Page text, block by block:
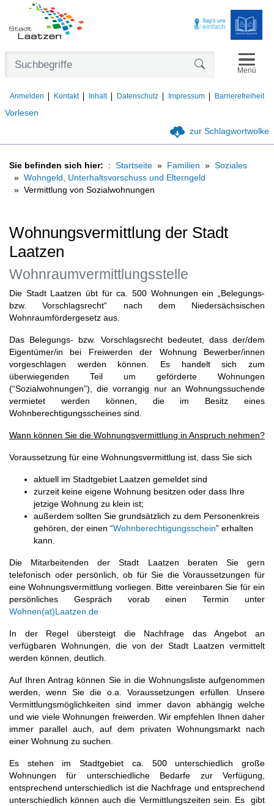
Vorlesen
Anmelden Kontakt Inhalt Datenschutz Impressum Barrierefreiheit
Menü
zur Schlagwortwolke
Sie befinden sich hier: Startseite Familien
Soziales
Wohngeld, Unterhaltsvorschuss und Elterngeld
Vermittlung von Sozialwohnungen
Wohnungsvermittlung der Stadt
Laatzen
Wohnraumvermittlungsstelle
Die Stadt Laatzen übt für ca. 500 Wohnungen ein „Belegungs-
bzw. Vorschlagsrecht“ nach dem Niedersächsischen
Wohnraumfördergesetz aus.
Das Belegungs- bzw. Vorschlagsrecht bedeutet, dass der/dem
Eigentümer/in bei Freiwerden der Wohnung Bewerber/innen
vorgeschlagen werden können. Es handelt sich zum
überwiegenden Teil um geförderte Wohnungen
(“Sozialwohnungen”), die vorrangig nur an Wohnungssuchende
vermietet werden können, die im Besitz eines
Wohnberechtigungsscheines sind.
Wann können Sie die Wohnungsvermittlung in Anspruch nehmen?
Voraussetzung für eine Wohnungsvermittlung ist, dass Sie sich
aktuell im Stadtgebiet Laatzen gemeldet sind
zurzeit keine eigene Wohnung besitzen oder dass Ihre
jetzige Wohnung zu klein ist;
außerdem sollten Sie grundsätzlich zu dem Personenkreis
gehören, der einen “Wohnberechtigungsschein” erhalten
kann.
Die Mitarbeitenden der Stadt Laatzen beraten Sie gern
telefonisch oder persönlich, ob für Sie die Voraussetzungen für
eine Wohnungsvermittlung vorliegen. Bitte vereinbaren Sie für ein
persönliches Gespräch vorab einen Termin unter
Wohnen(at)Laatzen.de
In der Regel übersteigt die Nachfrage das Angebot an
verfügbaren Wohnungen, die von der Stadt Laatzen vermittelt
werden können, deutlich.
Auf Ihren Antrag können Sie in die Wohnungsliste aufgenommen
werden, wenn Sie die o.a. Voraussetzungen erfüllen. Unsere
Vermittlungsmöglichkeiten sind immer davon abhängig welche
und wie viele Wohnungen freiwerden. Wir empfehlen Ihnen daher
immer parallel auch, auf dem privaten Wohnungsmarkt nach
einer Wohnung zu suchen.
Es stehen im Stadtgebiet ca. 500 unterschiedlich große
Wohnungen für unterschiedliche Bedarfe zur Verfügung,
entsprechend unterschiedlich ist die Nachfrage und entsprechend
unterschiedlich können auch die Vermittlungszeiten sein. Es gibt